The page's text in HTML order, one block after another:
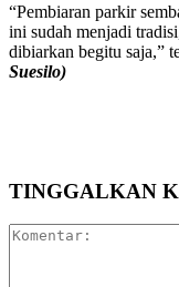
“Pembiaran parkir
ini sudah menjadi
dibiarkan begitu saja,”
Suesilo)
TINGGALKAN